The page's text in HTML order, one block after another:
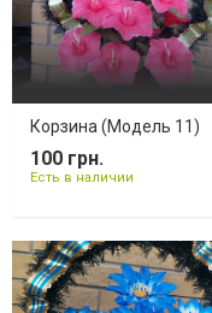
Корзина (Модель 11)
100 грн.
Есть в наличии